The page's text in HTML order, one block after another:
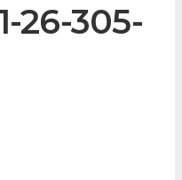
26-305-